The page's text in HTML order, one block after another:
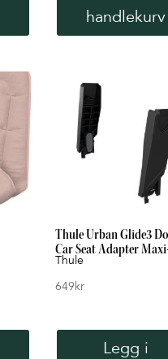
handlekurv
Thule Urban Glide3
Car Seat Adapter
Thule
649kr
Legg i